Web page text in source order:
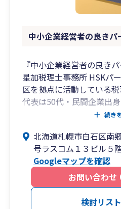
中小企業経営者の良きパ
『中小企業経営者の良き
星加税理士事務所 HSKパ
区を拠点に活動している税
代表は50代・民間企業出
商売“ではなく、〝サービ
20代から60代まで全年代
ります。 関与先数は約
に対応しています。
業績アップに関するコン
務のワンストップ提供に
続き
北海道札幌市白石区南
号ラスコム１３ビル５
Googleマップを確認
お問い合わせ
検討リス